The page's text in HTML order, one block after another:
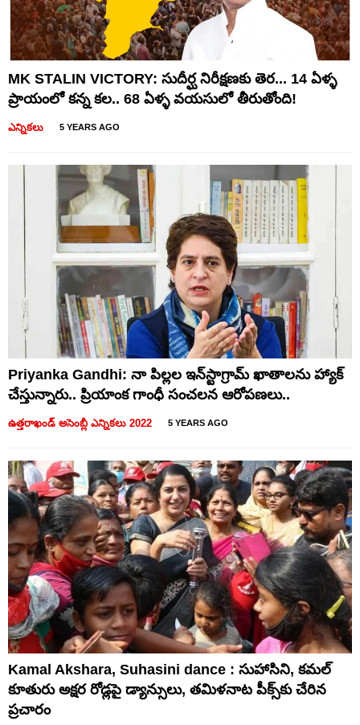
MK STALIN VICTORY: సుదీర్ఘ నిరీక్షణకు తెర... 14 ఏళ్ళ
ప్రాయంలో కన్న కల.. 68 ఏళ్ళ వయసులో తీరుతోంది!
ఎన్నికలు 5 YEARS AGO
Priyanka Gandhi: నా పిల్లల ఇన్‎స్టాగ్రామ్ ఖాతాలను హ్యాక్
చేస్తున్నారు.. ప్రియాంక గాంధీ సంచలన ఆరోపణలు..
ఉత్తరాఖండ్ అసెంబ్లీ ఎన్నికలు 2022 5 YEARS AGO
Kamal Akshara, Suhasini dance : సుహాసిని, కమల్
కూతురు అక్షర రోడ్లపై డ్యాన్సులు, తమిళనాట పీక్స్‌కు చేరిన
ప్రచారం